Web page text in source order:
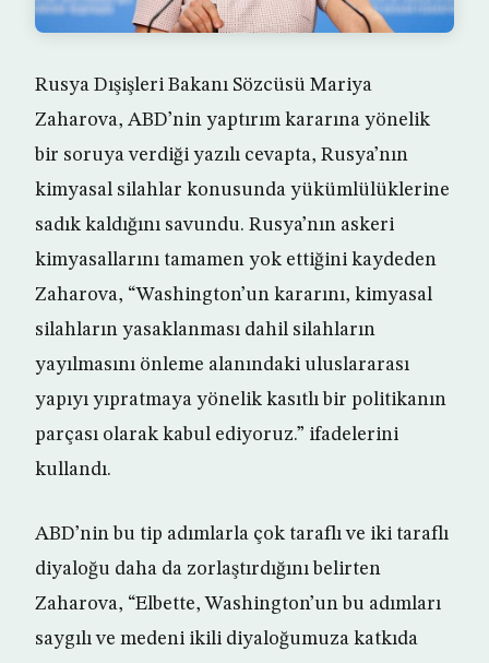
Rusya Dışişleri Bakanı Sözcüsü Mariya
Zaharova, ABD’nin yaptırım kararına yönelik
bir soruya verdiği yazılı cevapta, Rusya’nın
kimyasal silahlar konusunda yükümlülüklerine
sadık kaldığını savundu. Rusya’nın askeri
kimyasallarını tamamen yok ettiğini kaydeden
Zaharova, “Washington’un kararını, kimyasal
silahların yasaklanması dahil silahların
yayılmasını önleme alanındaki uluslararası
yapıyı yıpratmaya yönelik kasıtlı bir politikanın
parçası olarak kabul ediyoruz.” ifadelerini
kullandı.
ABD’nin bu tip adımlarla çok taraflı ve iki taraflı
diyaloğu daha da zorlaştırdığını belirten
Zaharova, “Elbette, Washington’un bu adımları
saygılı ve medeni ikili diyaloğumuza katkıda